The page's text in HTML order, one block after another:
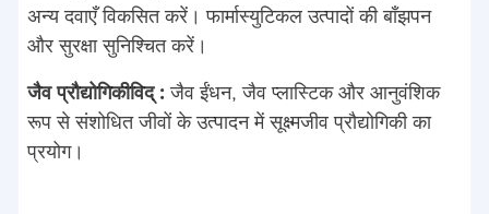
अन्य दवाएँ विकसित करें। फार्मास्युटिकल उत्पादों की बाँझपन
और सुरक्षा सुनिश्चित करें।
जैव प्रौद्योगिकीविद् :जैव ईंधन, जैव प्लास्टिक और आनुवंशिक
रूप से संशोधित जीवों के उत्पादन में सूक्ष्मजीव प्रौद्योगिकी का
प्रयोग।